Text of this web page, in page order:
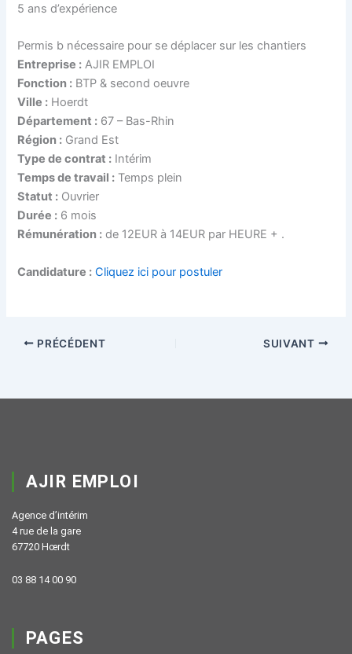
5 ans d’expérience
Permis b nécessaire pour se déplacer sur les chantiers
Entreprise : AJIR EMPLOI
Fonction : BTP & second oeuvre
Ville : Hoerdt
Département : 67 – Bas-Rhin
Région : Grand Est
Type de contrat : Intérim
Temps de travail : Temps plein
Statut : Ouvrier
Durée : 6 mois
Rémunération : de 12EUR à 14EUR par HEURE + .
Candidature : Cliquez ici pour postuler
PRÉCÉDENT SUIVANT
AJIR EMPLOI
Agence d’intérim
4 rue de la gare
67720 Hœrdt
03 88 14 00 90
PAGES